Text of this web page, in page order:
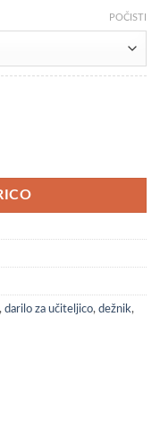
POČISTI
količina
, darilo za učiteljico, dežnik,